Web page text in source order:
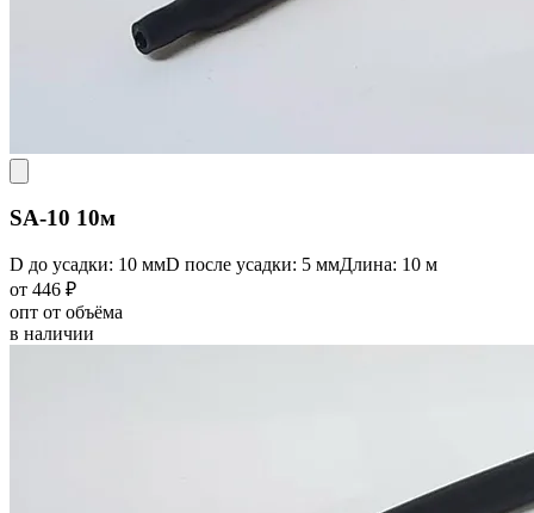
SA-10 10м
D до усадки: 10 ммD после усадки: 5 ммДлина: 10 м
от 446 ₽
опт от объёма
в наличии